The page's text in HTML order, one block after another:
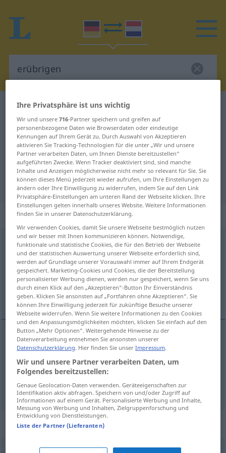
Deutsch-Niederländisch Wörterbuch
Deutsch-Niederländisch
Übersetzung für "erübrigen"
"erübrigen" Niederländisch
Übersetzung
„erübrigen“
erübrigen <erübrigen>
Übersicht aller Übersetzungen
(Für mehr Details die Übersetzung anklicken/antippen)
overhouden, vrijmaken
overhouden erübrigen
vrijmaken erübrigenZeit
Synonyme für "erübrigen"
Ihre Privatsphäre ist uns wichtig
Wir und unsere716-Partner speichern und greifen auf
personenbezogene Daten wie Browserdaten oder eindeutige
Kennungen auf Ihrem Gerät zu. Durch Auswahl von Akzeptieren
aktivieren Sie Tracking-Technologien für die unter „Wir und unsere
Partner verarbeiten Daten, um Ihnen Dienste bereitzustellen“
aufgeführten Zwecke. Wenn Tracker deaktiviert sind, sind manche
Inhalte und Anzeigen möglicherweise nicht mehr so relevant für Sie. Sie
können dieses Menü jederzeit wieder aufrufen, um Ihre Einstellungen zu
ändern oder Ihre Einwilligung zu widerrufen, indem Sie auf den Link
Privatsphäre-Einstellungen am unteren Rand der Webseite klicken. Ihre
Einstellungen gelten innerhalb unseres Website. Weitere Informationen
finden Sie in unserer Datenschutzerklärung.
Wir verwenden Cookies, damit Sie unsere Webseite bestmöglich nutzen
und wir besser mit Ihnen kommunizieren können. Notwendige,
funktionale und statistische Cookies, die für den Betrieb der Webseite
und der statistischen Auswertung unserer Webseite erforderlich sind,
werden auf Grundlage unserer Vorauswahl immer auf Ihrem Endgerät
gespeichert. Marketing-Cookies und Cookies, die der Bereitstellung
personalisierter Werbung dienen, werden nur gespeichert, wenn Sie uns
durch einen Klick auf den „Akzeptieren“-Button Ihr Einverständnis
geben. Klicken Sie ansonsten auf „Fortfahren ohne Akzeptieren“. Sie
können Ihre Einwilligung jederzeit für zukünftige Besuche unserer
Webseite widerrufen. Wenn Sie weitere Informationen zu den Cookies
und den Anpassungsmöglichkeiten möchten, klicken Sie einfach auf den
Button „Mehr Optionen“. Weitergehende Hinweise zu der
Datenverarbeitung entnehmen Sie ansonsten unserer
Datenschutzerklärung. Hier finden Sie unserImpressum.
Wir und unsere Partner verarbeiten Daten, um
Folgendes bereitzustellen:
Genaue Geolocation-Daten verwenden. Geräteeigenschaften zur
Identifikation aktiv abfragen. Speichern von und/oder Zugriff auf
Informationen auf einem Gerät. Personalisierte Werbung und Inhalte,
Messung von Werbung und Inhalten, Zielgruppenforschung und
Entwicklung von Dienstleistungen.
Liste der Partner (Lieferanten)